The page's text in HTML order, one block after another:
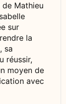
Mathieu
sur
la
sa
réussir,
moyen de
avec